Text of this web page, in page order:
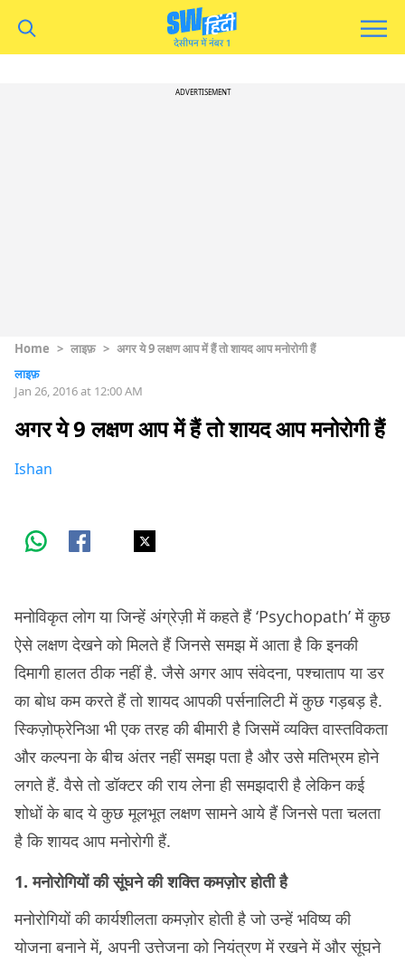
ADVERTISEMENT
Home > लाइफ़ > अगर ये 9 लक्षण आप में हैं तो शायद आप मनोरोगी हैं
लाइफ़
Jan 26, 2016 at 12:00 AM
अगर ये 9 लक्षण आप में हैं तो शायद आप मनोरोगी हैं
Ishan
मनोविकृत लोग या जिन्हें अंग्रेज़ी में कहते हैं ‘Psychopath’ में कुछ
ऐसे लक्षण देखने को मिलते हैं जिनसे समझ में आता है कि इनकी
दिमागी हालत ठीक नहीं है. जैसे अगर आप संवेदना, पश्चाताप या डर
का बोध कम करते हैं तो शायद आपकी पर्सनालिटी में कुछ गड़बड़ है.
स्किज़ोफ्रेनिआ भी एक तरह की बीमारी है जिसमें व्यक्ति वास्तविकता
और कल्पना के बीच अंतर नहीं समझ पता है और उसे मतिभ्रम होने
लगते हैं. वैसे तो डॉक्टर की राय लेना ही समझदारी है लेकिन कई
शोधों के बाद ये कुछ मूलभूत लक्षण सामने आये हैं जिनसे पता चलता
है कि शायद आप मनोरोगी हैं.
1. मनोरोगियों की सूंघने की शक्ति कमज़ोर होती है
मनोरोगियों की कार्यशीलता कमज़ोर होती है जो उन्हें भविष्य की
योजना बनाने में, अपनी उत्तेजना को नियंत्रण में रखने में और सूंघने